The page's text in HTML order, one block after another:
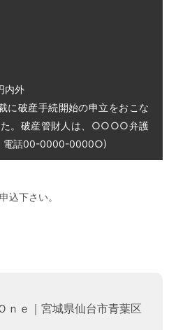
外
破産手続開始の申立をおこな
た。破産管財人は、○○○○弁護
話00-0000-0000○)
込下さい。
ｅ｜宮城県仙台市青葉区